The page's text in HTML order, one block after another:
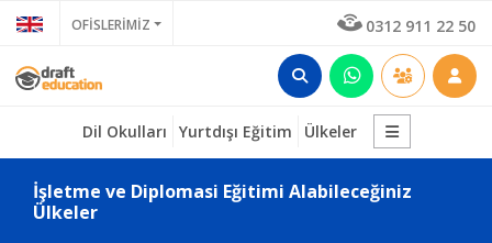
OFİSLERİMİZ 0312 911 22 50
Dil Okulları Yurtdışı Eğitim Ülkeler
İşletme ve Diplomasi Eğitimi Alabileceğiniz
Ülkeler